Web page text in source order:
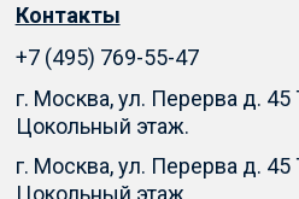
Контакты
+7 (495) 769-55-47
г. Москва, ул. Перерва д.
Цокольный этаж.
г. Москва, ул. Перерва д.
Цокольный этаж.